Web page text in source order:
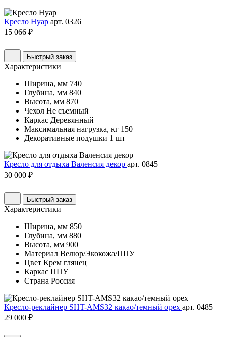
Кресло Нуар арт. 0326
15 066 ₽
Быстрый заказ
Характеристики
Ширина, мм 740
Глубина, мм 840
Высота, мм 870
Чехол Не съемный
Каркас Деревянный
Максимальная нагрузка, кг 150
Декоративные подушки 1 шт
Кресло для отдыха Валенсия декор арт. 0845
30 000 ₽
Быстрый заказ
Характеристики
Ширина, мм 850
Глубина, мм 880
Высота, мм 900
Материал Велюр/Экокожа/ППУ
Цвет Крем глянец
Каркас ППУ
Страна Россия
Кресло-реклайнер SHT-AMS32 какао/темный орех арт. 0485
29 000 ₽